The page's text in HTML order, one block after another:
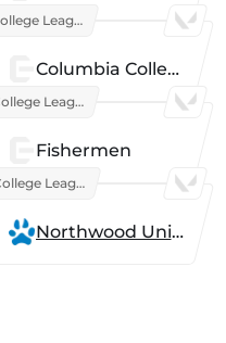
PlayVS College League 2025: Fall
Columbia College
PlayVS College League 2025: Fall
Fishermen
PlayVS College League 2025: Fall
Northwood University